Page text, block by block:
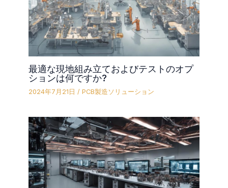
最適な現地組み立ておよびテストのオプ
ションは何ですか?
2024年7月21日 /PCB製造ソリューション